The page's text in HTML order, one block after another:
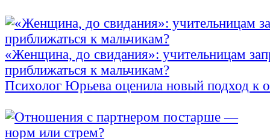
«Женщина, до свидания»: учительницам
приближаться к мальчикам?
Психолог Юрьева оценила новый подход к